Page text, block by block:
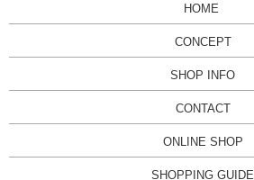
HOME
CONCEPT
SHOP INFO
CONTACT
ONLINE SHOP
SHOPPING GUIDE